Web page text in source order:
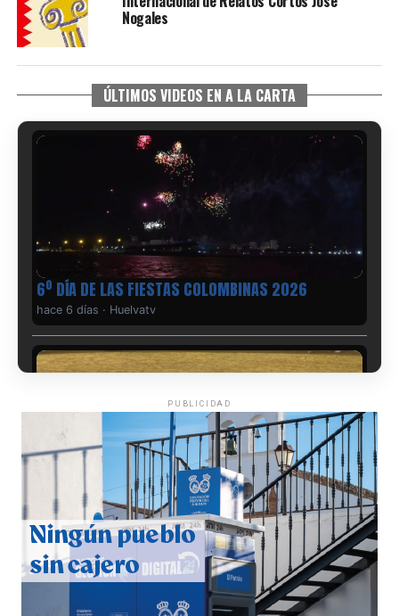
Nogales
ÚLTIMOS VIDEOS EN A LA CARTA
6º DÍA DE LAS FIESTAS COLOMBINAS 2026
hace 6 días · Huelvatv
QUINTA CORRIDA DE LAS FIESTAS COLOMBINAS
2026
hace 1 semana ·Huelvatv
PUBLICIDAD